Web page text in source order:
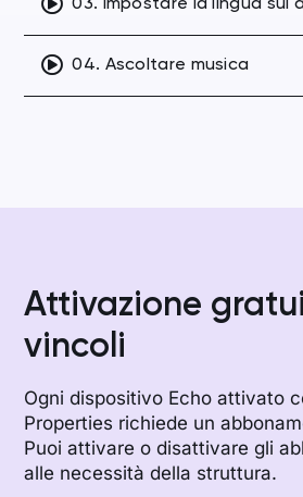
04. Ascoltare musica
08. Richiedere il costo di
10. Effettuare richieste di
Attivazione
vincoli
Ogni dispositivo Echo attivato
Properties richiede un
Puoi attivare o disattivare gli
alle necessità della struttura.